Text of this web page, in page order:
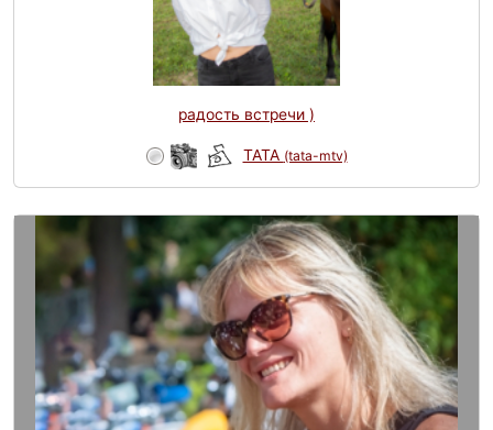
радость встречи )
TATA (tata-mtv)